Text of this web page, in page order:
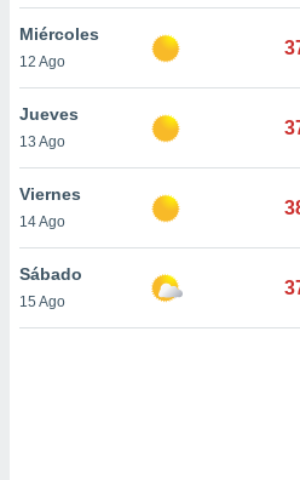
sitio
En
sean
el sitio
ni para
o
Miércoles
12 Ago
Jueves
13 Ago
Viernes
14 Ago
Sábado
15 Ago